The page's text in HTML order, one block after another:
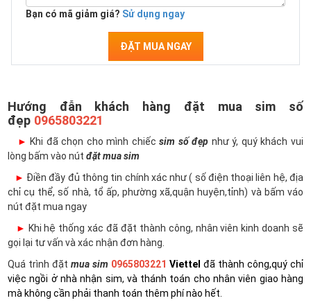
Bạn có mã giảm giá? Sử dụng ngay
ĐẶT MUA NGAY
Hướng đẫn khách hàng đặt mua sim số
đẹp 0965803221
► Khi đã chọn cho mình chiếcsim số đẹp như ý, quý khách vui
lòng bấm vào nút đặt mua sim
► Điền đầy đủ thông tin chính xác như ( số điện thoại liên hệ, địa
chỉ cụ thể, số nhà, tổ ấp, phường xã,quận huyện,tỉnh) và bấm váo
nút đặt mua ngay
► Khi hệ thống xác đã đặt thành công, nhân viên kinh doanh sẽ
gọi lại tư vấn và xác nhận đơn hàng.
Quá trình đặt mua sim 0965803221 Viettel đã thành công,quý chỉ
việc ngồi ở nhà nhận sim, và thánh toán cho nhân viên giao hàng
mà không cần phải thanh toán thêm phí nào hết.